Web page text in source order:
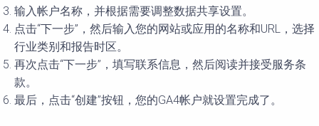
输入帐户名称，并根据需要调整数据共享设置。
点击“下一步”，然后输入您的网站或应用的名称和URL，选择
行业类别和报告时区。
再次点击“下一步”，填写联系信息，然后阅读并接受服务条
款。
最后，点击“创建”按钮，您的GA4帐户就设置完成了。